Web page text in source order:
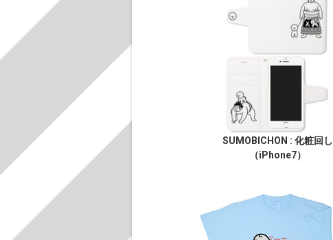
SUMOBICHON : 化粧回し
（iPhone7）